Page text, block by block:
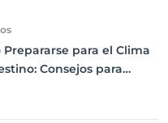
Prepararse para el Clima
Consejos para